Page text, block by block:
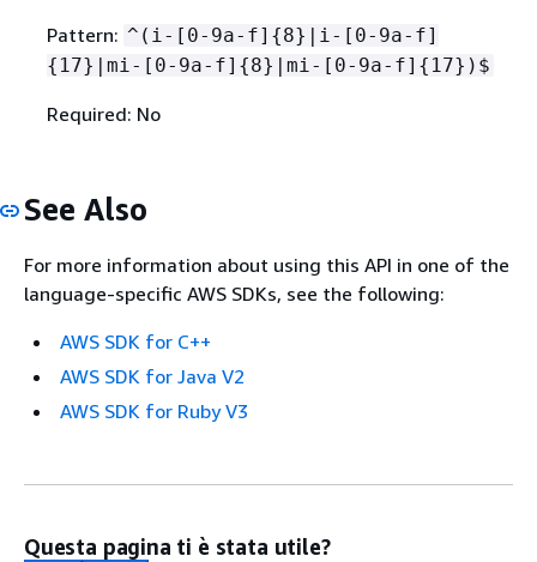
Pattern: ^(i-[0-9a-f] {8}|i-[0-9a-f]
{ 17}|mi-[0-9a-f] {8}|mi-[0-9a-f] { 17})$
Required: No
See Also
For more information about using this API in one of the
language-specific AWS SDKs, see the following:
AWS SDK for C++
AWS SDK for Java V2
AWS SDK for Ruby V3
Questa pagina ti è stata utile?